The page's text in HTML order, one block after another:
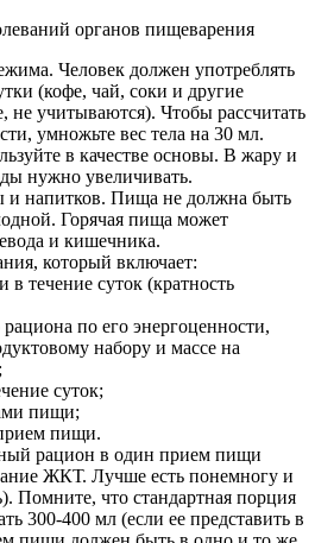
органов пищеварения
Человек должен употреблять
(кофе, чай, соки и другие
не учитываются). Чтобы рассчитать
умножьте вес тела на 30 мл.
в качестве основы. В жару и
нужно увеличивать.
и напитков. Пища не должна быть
Горячая пища может
и кишечника.
который включает:
течение суток (кратность
по его энергоценности,
набору и массе на
суток;
пищи;
пищи.
рацион в один прием пищи
ЖКТ. Лучше есть понемногу и
Помните, что стандартная порция
300-400 мл (если ее представить в